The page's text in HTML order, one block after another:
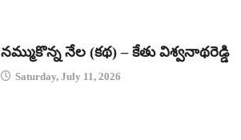
నమ్ముకొన్న నేల (కథ) – కేతు విశ్వనాథరెడ్డి
Saturday, July 11, 2026